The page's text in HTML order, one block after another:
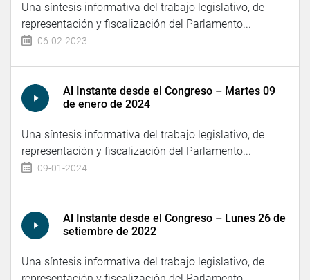
Una síntesis informativa del trabajo legislativo, de
representación y fiscalización del Parlamento...
06-02-2023
Al Instante desde el Congreso – Martes 09
de enero de 2024
Una síntesis informativa del trabajo legislativo, de
representación y fiscalización del Parlamento...
09-01-2024
Al Instante desde el Congreso – Lunes 26 de
setiembre de 2022
Una síntesis informativa del trabajo legislativo, de